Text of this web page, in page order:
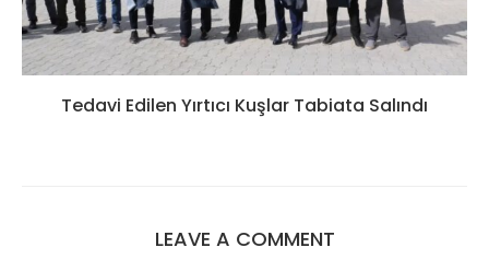
Tedavi Edilen Yırtıcı Kuşlar Tabiata Salındı
LEAVE A COMMENT